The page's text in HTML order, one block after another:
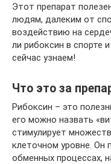
Этот препарат
людям, далеким от
воздействию на
ли рибоксин в спорте
сейчас узнаем!
Что это за
Рибоксин – это
его можно назвать
стимулирует
клеточном уровне. Он
обменных процессах,